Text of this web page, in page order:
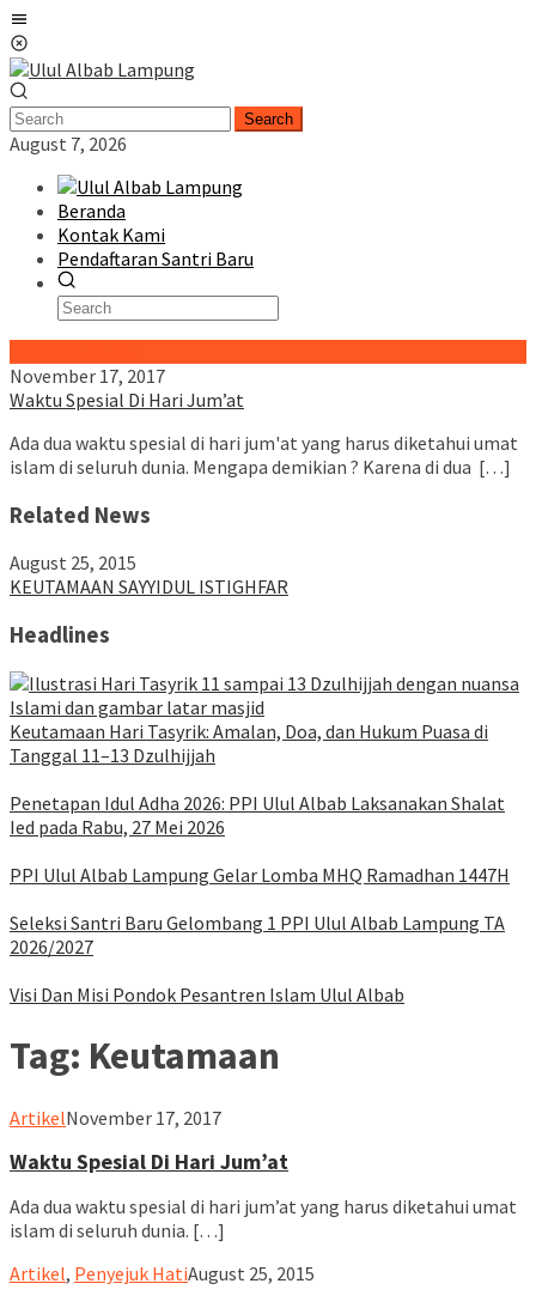
Skip
to
content
Search
August 7, 2026
Beranda
Kontak Kami
Pendaftaran Santri Baru
November 17, 2017
Waktu Spesial Di Hari Jum’at
Ada dua waktu spesial di hari jum'at yang harus diketahui umat
islam di seluruh dunia. Mengapa demikian ? Karena di dua […]
Related News
August 25, 2015
KEUTAMAAN SAYYIDUL ISTIGHFAR
Headlines
Keutamaan Hari Tasyrik: Amalan, Doa, dan Hukum Puasa di
Tanggal 11–13 Dzulhijjah
Penetapan Idul Adha 2026: PPI Ulul Albab Laksanakan Shalat
Ied pada Rabu, 27 Mei 2026
PPI Ulul Albab Lampung Gelar Lomba MHQ Ramadhan 1447H
Seleksi Santri Baru Gelombang 1 PPI Ulul Albab Lampung TA
2026/2027
Visi Dan Misi Pondok Pesantren Islam Ulul Albab
Tag: Keutamaan
Artikelululalbablampung
November 17, 2017
Waktu Spesial Di Hari Jum’at
Ada dua waktu spesial di hari jum’at yang harus diketahui umat
islam di seluruh dunia. […]
Artikel, Penyejuk Hatiululalbablampung
August 25, 2015